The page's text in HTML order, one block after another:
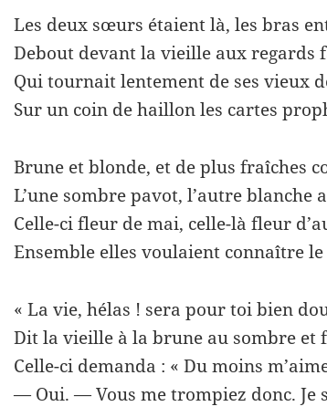
Les deux sœurs étaient là, les bras
Debout devant la vieille aux regards
Qui tournait lentement de ses vieux
Sur un coin de haillon les cartes
Brune et blonde, et de plus fraîches
L’une sombre pavot, l’autre blanche
Celle-ci fleur de mai, celle-là fleur
Ensemble elles voulaient connaître
« La vie, hélas ! sera pour toi bien
Dit la vieille à la brune au sombre et
Celle-ci demanda : « Du moins
— Oui. — Vous me trompiez donc. Je